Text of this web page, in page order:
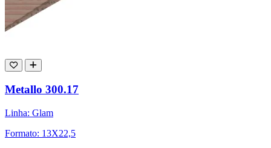
Metallo 300.17
Linha: Glam
Formato: 13X22,5